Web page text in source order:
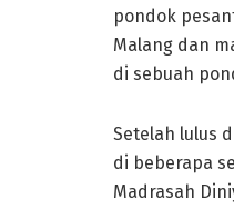
pondok
Malang dan
di sebuah
Setelah lulus
di beberapa
Madrasah